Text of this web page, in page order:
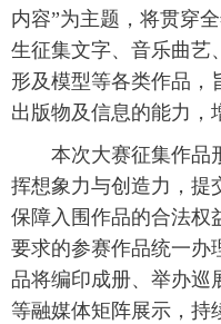
内容”为主题，将贯穿
生征集文字、音乐曲艺
形及模型等各类作品，
出版物及信息的能力，
本次大赛征集作品
挥想象力与创造力，提
保障入围作品的合法权
要求的参赛作品统一办
品将编印成册、举办巡
等融媒体矩阵展示，持